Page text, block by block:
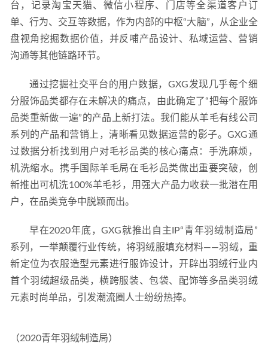
台，记录淘宝天猫、微信小程序、门店等全渠道客户订
单、行为、交互等数据，作为内部的中枢“大脑”，从企业全
盘视角挖掘数据价值，并反哺产品设计、私域运营、营销
沟通等其他链路环节。
通过挖掘社交平台的用户数据，GXG发现几乎每个细
分服饰品类都存在未解决的痛点，由此确定了“把每个服饰
品类重新做一遍”的产品上新打法。我们能从羊毛有线公司
系列的产品和营销上，清晰看见数据运营的影子。GXG通
过数据分析找到用户对毛衫品类的核心痛点：手洗麻烦，
机洗缩水。携手国际羊毛局在毛衫品类做出重要突破，创
新推出可机洗100%羊毛衫，用强大产品力收获一批潜在用
户，在品类竞争中脱颖而出。
早在2020年底，GXG就推出自主IP“青年羽绒制造局”
系列，一举颠覆行业传统，将羽绒服填充材料——羽绒，重
新定位为衣服造型元素进行服饰设计，开辟出羽绒行业内
首个羽绒超级品类，横跨服装、包袋、配饰等多品类羽绒
元素时尚单品，引发潮流圈人士纷纷热捧。
（2020青年羽绒制造局）